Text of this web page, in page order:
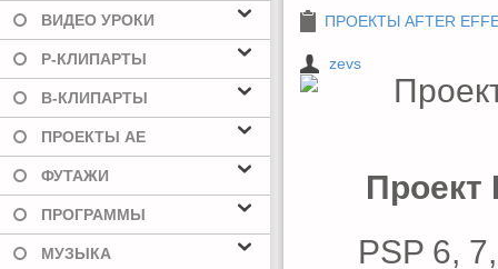
ВИДЕО УРОКИ
Р-КЛИПАРТЫ
В-КЛИПАРТЫ
ПРОЕКТЫ AE
ФУТАЖИ
ПРОГРАММЫ
МУЗЫКА
ПРОЕКТЫ AFTER
zevs
Проект
PSP 6,